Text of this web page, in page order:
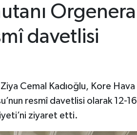
Orgeneral
davetlisi
Cemal Kadıoğlu, Kore Hava
resmî davetlisi olarak 12-16
ziyaret etti.